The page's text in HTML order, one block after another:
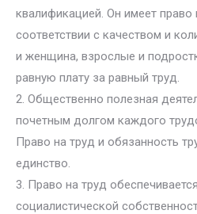
квалификацией. Он имеет право
соответствии с качеством и
и женщина, взрослые и
равную плату за равный труд.
2. Общественно полезная
почетным долгом каждого
Право на труд и обязанность
единство.
3. Право на труд
социалистической